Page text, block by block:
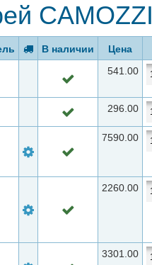
CAMOZZI
В наличии
Цена
541.00
296.00
7590.00
2260.00
3301.00